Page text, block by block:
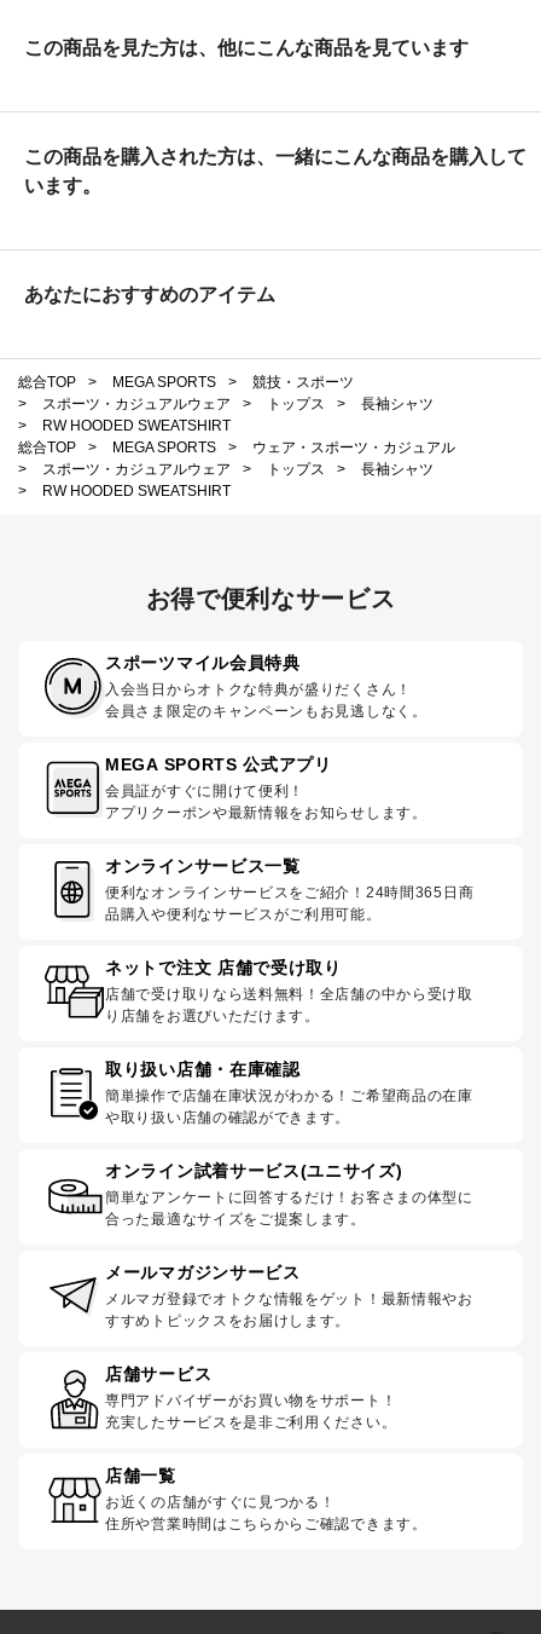
この商品を見た方は、他にこんな商品を見ています
この商品を購入された方は、一緒にこんな商品を購入して
います。
あなたにおすすめのアイテム
総合TOP > MEGA SPORTS >
競技・スポーツ
>
スポーツ・カジュアルウェア > トップス >
長袖シャツ
>
RW HOODED SWEATSHIRT
総合TOP
> MEGA SPORTS >
ウェア・スポーツ・カジュアル
>
スポーツ・カジュアルウェア > トップス >
長袖シャツ
>
RW HOODED SWEATSHIRT
お得で便利なサービス
スポーツマイル会員特典
入会当日からオトクな特典が盛りだくさん！
会員さま限定のキャンペーンもお見逃しなく。
MEGA SPORTS 公式アプリ
会員証がすぐに開けて便利！
アプリクーポンや最新情報をお知らせします。
オンラインサービス一覧
便利なオンラインサービスをご紹介！24時間365日商
品購入や便利なサービスがご利用可能。
ネットで注文 店舗で受け取り
店舗で受け取りなら送料無料！全店舗の中から受け取
り店舗をお選びいただけます。
取り扱い店舗・在庫確認
簡単操作で店舗在庫状況がわかる！ご希望商品の在庫
や取り扱い店舗の確認ができます。
オンライン試着サービス(ユニサイズ)
簡単なアンケートに回答するだけ！お客さまの体型に
合った最適なサイズをご提案します。
メールマガジンサービス
メルマガ登録でオトクな情報をゲット！最新情報やお
すすめトピックスをお届けします。
店舗サービス
専門アドバイザーがお買い物をサポート！
充実したサービスを是非ご利用ください。
店舗一覧
お近くの店舗がすぐに見つかる！
住所や営業時間はこちらからご確認できます。